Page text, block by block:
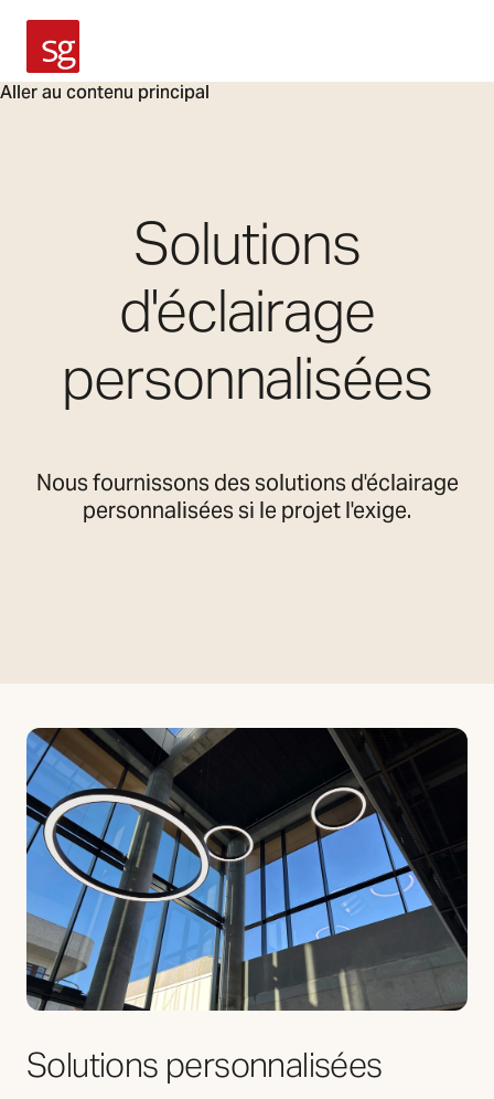
Aller au contenu principal
SG Armaturen
Solutions
d'éclairage
personnalisées
Nous fournissons des solutions d'éclairage
personnalisées si le projet l'exige.
Solutions personnalisées